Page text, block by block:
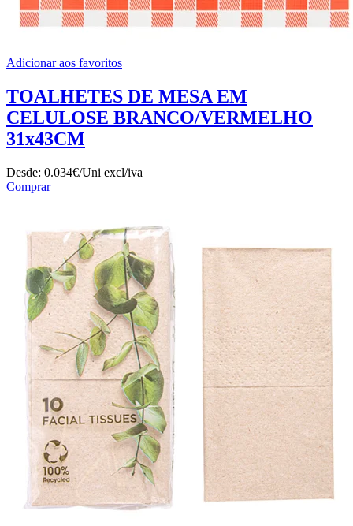
Adicionar aos favoritos
TOALHETES DE MESA EM
CELULOSE BRANCO/VERMELHO
31x43CM
Desde: 0.034€/Uni excl/iva
Comprar